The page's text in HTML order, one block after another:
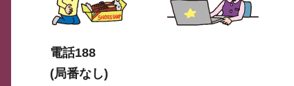
電話188
(局番なし)